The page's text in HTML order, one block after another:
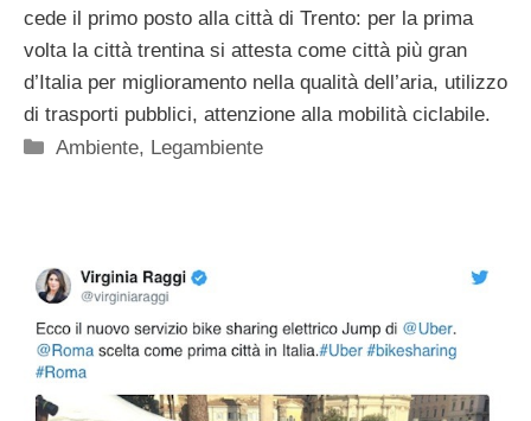
cede il primo posto alla città di Trento: per la prima
volta la città trentina si attesta come città più gran
d’Italia per miglioramento nella qualità dell’aria, utilizzo
di trasporti pubblici, attenzione alla mobilità ciclabile.
Categorie
Ambiente, Legambiente